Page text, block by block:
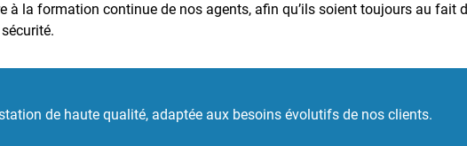
à la formation continue de nos agents, afin qu’ils soient toujours au fait
de haute qualité, adaptée aux besoins évolutifs de nos clients.